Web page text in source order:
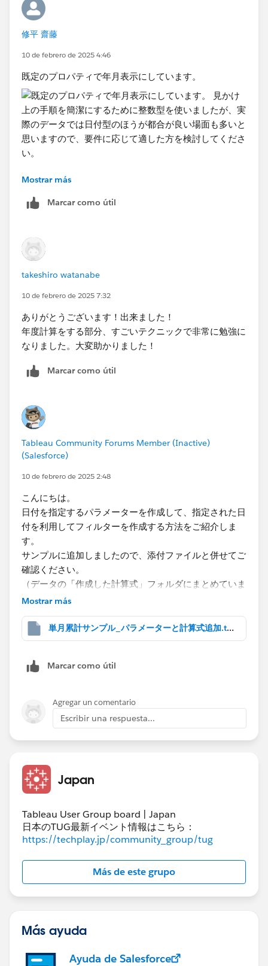
修平 齋藤
10 de febrero de 2025 4:46
既定のプロパティで年月表示にしています。
見かけ上の手順を簡潔にするために整数型を使いました
が、実際のデータでは日付型のほうが都合が良い場面も
Mostrar más
Marcar como útil
takeshiro watanabe
10 de febrero de 2025 7:32
ありがとうございます！出来ました！
年度計算をする部分、すごいテクニックで非常に勉強に
なりました。大変助かりました！
Marcar como útil
Tableau Community Forums Member (Inactive)
(Salesforce)
10 de febrero de 2025 2:48
こんにちは。
日付を指定するパラメーターを作成して、指定された日
付を利用してフィルターを作成する方法をご紹介しま
す。
サンプルに追加しましたので、添付ファイルと併せてご
確認ください。
（データの「作成した計算式」フォルダにまとめていま
す。パラメーターは同じフォルダにまとめられなかった
１．日付のパラメーターを作成してシートに表示させる
を作る（4月始まりの会計年度を使われているのかなと
月始まりの会計年度の場合はこの分岐をなくす）
３．オーダー日の年と月をカスタム日付の機能で整数値
として取得
４．計算式で上記を組み合わせた真偽判定式を作る
のフィルターを操作するのではなく、あくまで１番のパ
ラメーターでフィルターに該当する条件を動的に変化さ
Mostrar más
単月累計サンプル_パラメーターと計算式追加.twbx
Marcar como útil
Agregar un comentario
Escribir una respuesta...
Japan
Tableau User Group board | Japan
日本のTUG最新イベント情報はこちら：
https://techplay.jp/community_group/tug
Más de este grupo
Más ayuda
Ayuda de Salesforce